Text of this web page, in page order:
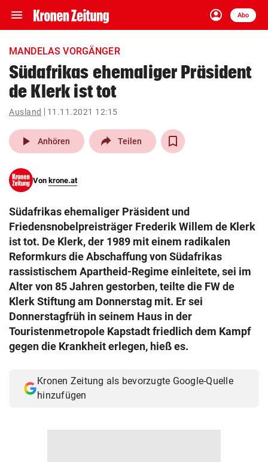
menu Navigation
ein-/ausklappen
account_circle
Anmelden
Abo
close Schließen
account_circle Anmelden
pin_drop
Wien arrow_right
search
eingeben
© Krone Multimedia GmbH & Co KG 2026
Muthgasse 2, 1190 Wien
MANDELAS VORGÄNGER
Südafrikas ehemaliger Präsident
de Klerk ist tot
Ausland 11.11.2021 12:15
play_arrow Anhören Teilen
Von krone.at
Südafrikas ehemaliger Präsident und
Friedensnobelpreisträger Frederik Willem de Klerk
ist tot. De Klerk, der 1989 mit einem radikalen
Reformkurs die Abschaffung von Südafrikas
rassistischem Apartheid-Regime einleitete, sei im
Alter von 85 Jahren gestorben, teilte die FW de
Klerk Stiftung am Donnerstag mit. Er sei
Donnerstagfrüh in seinem Haus in der
Touristenmetropole Kapstadt friedlich dem Kampf
gegen die Krankheit erlegen, hieß es.
Kronen Zeitung als bevorzugte Google-Quelle
hinzufügen